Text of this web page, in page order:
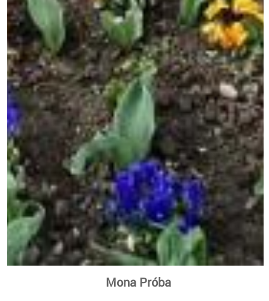
Mona Próba